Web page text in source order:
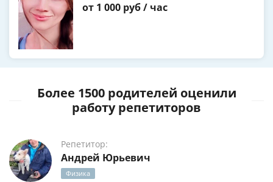
от 1 000 руб / час
Более 1500 родителей оценили
работу репетиторов
Репетитор:
Андрей Юрьевич
Физика